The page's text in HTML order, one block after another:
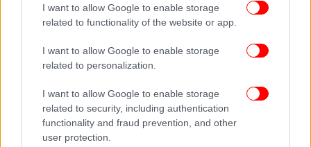
I want to allow Google to enable storage
related to functionality of the website or app.
I want to allow Google to enable storage
related to personalization.
I want to allow Google to enable storage
related to security, including authentication
functionality and fraud prevention, and other
user protection.